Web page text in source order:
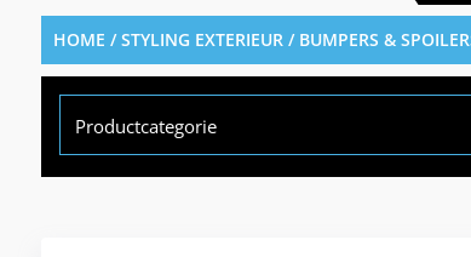
HOME /STYLING EXTERIEUR/ BUMPERS &
Productcategorie